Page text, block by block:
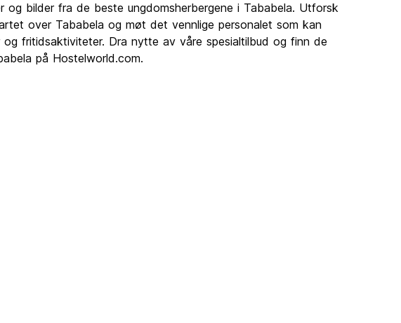
og bilder fra de beste ungdomsherbergene i Tababela. Utforsk
over Tababela og møt det vennlige personalet som kan
fritidsaktiviteter. Dra nytte av våre spesialtilbud og finn de
på Hostelworld.com.